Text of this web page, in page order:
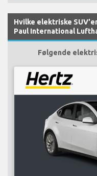
Hvilke elektriske
Paul International
Følgende